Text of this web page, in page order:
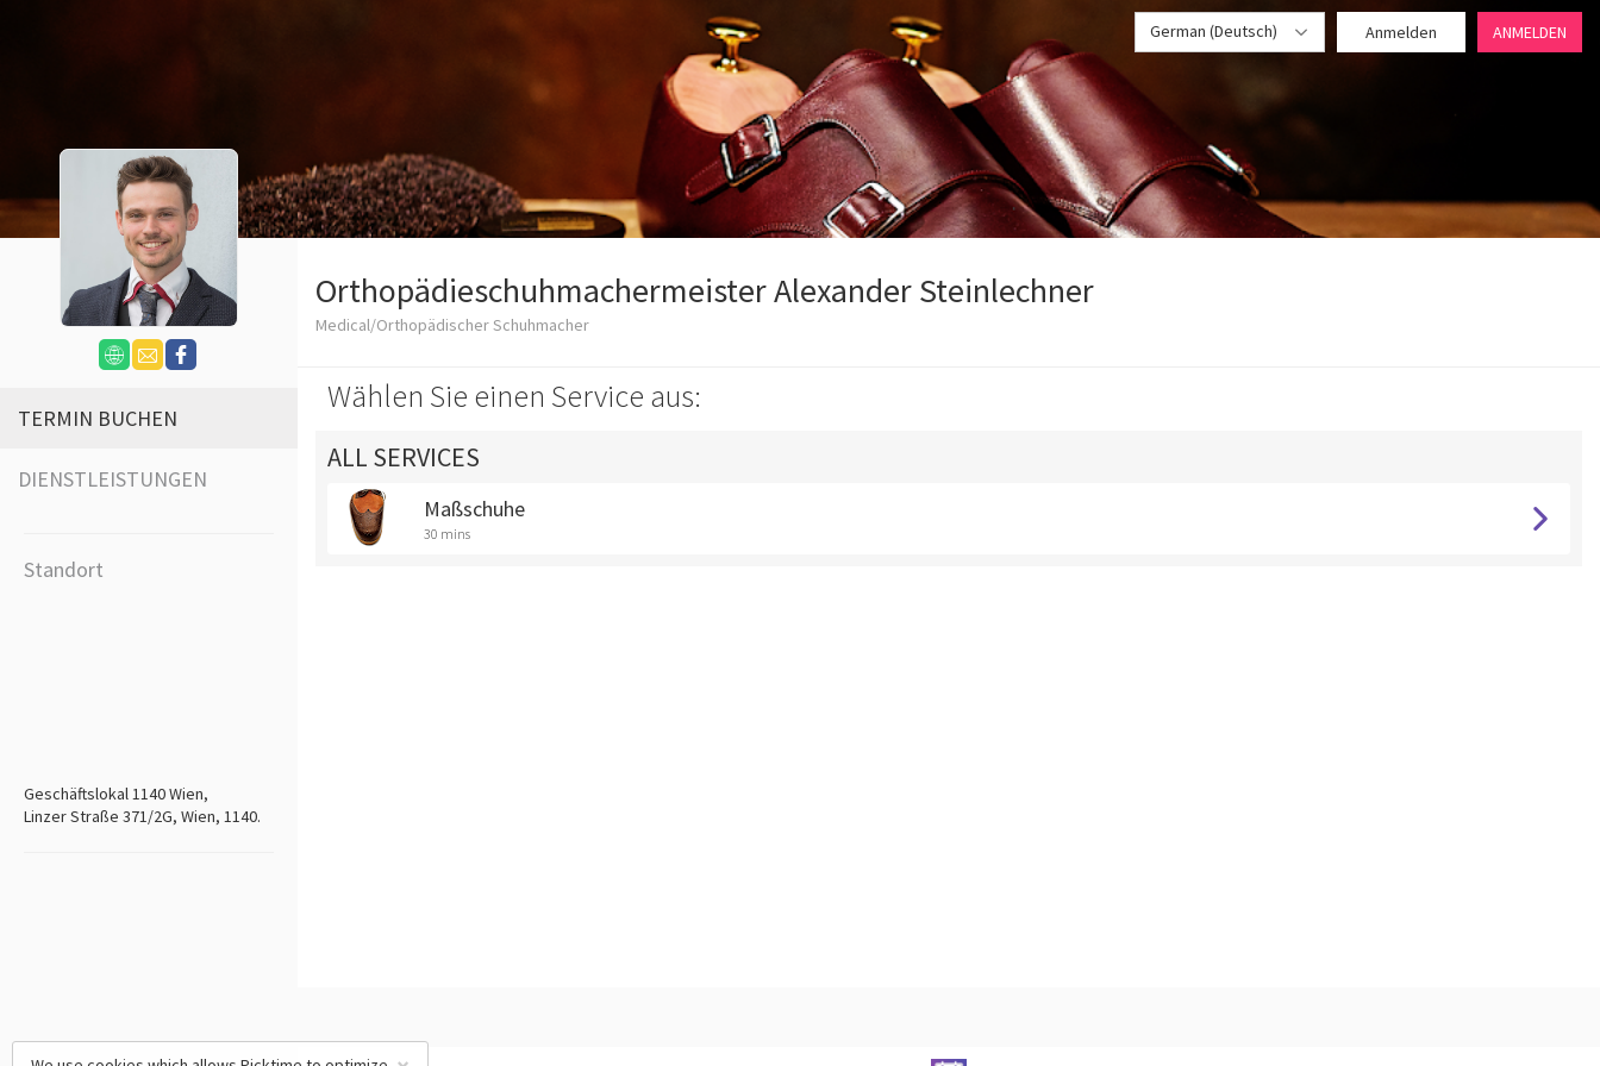
German (Deutsch) Anmelden ANMELDEN
TERMIN BUCHEN
DIENSTLEISTUNGEN
Standort
Geschäftslokal 1140 Wien,
Linzer Straße 371/2G, Wien, 1140.
Orthopädieschuhmachermeister Alexander Steinlechner
Medical/Orthopädischer Schuhmacher
Wählen Sie einen Service aus:
ALL SERVICES
Maßschuhe
30 mins